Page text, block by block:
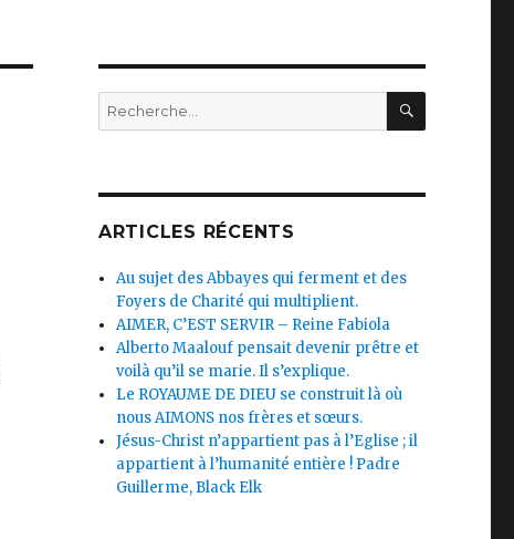
Recherche
pour
ARTICLES RÉCENTS
Au sujet des Abbayes qui ferment et des
Foyers de Charité qui multiplient.
AIMER, C’EST SERVIR – Reine Fabiola
Alberto Maalouf pensait devenir prêtre et
voilà qu’il se marie. Il s’explique.
Le ROYAUME DE DIEU se construit là où
nous AIMONS nos frères et sœurs.
Jésus-Christ n’appartient pas à l’Eglise ; il
appartient à l’humanité entière ! Padre
Guillerme, Black Elk